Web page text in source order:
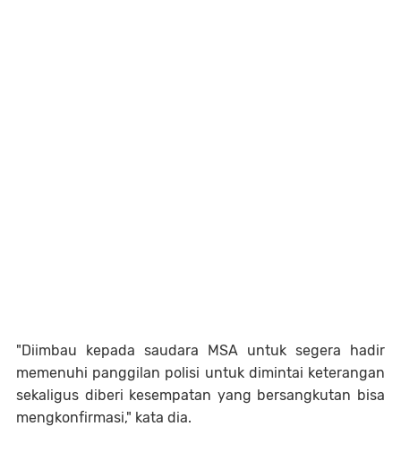
"Diimbau kepada saudara MSA untuk segera hadir
memenuhi panggilan polisi untuk dimintai keterangan
sekaligus diberi kesempatan yang bersangkutan bisa
mengkonfirmasi," kata dia.